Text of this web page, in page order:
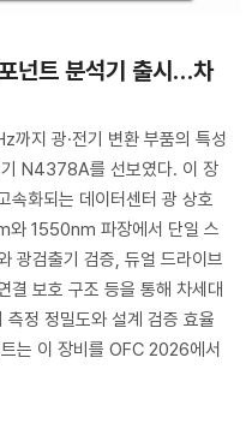
넌트 분석기 출시…차
까지 광·전기 변환 부품의 특성
N4378A를 선보였다. 이 장
속화되는 데이터센터 광 상호
와 1550nm 파장에서 단일 스
광검출기 검증, 듀얼 드라이브
보호 구조 등을 통해 차세대
정 정밀도와 설계 검증 효율
는 이 장비를 OFC 2026에서